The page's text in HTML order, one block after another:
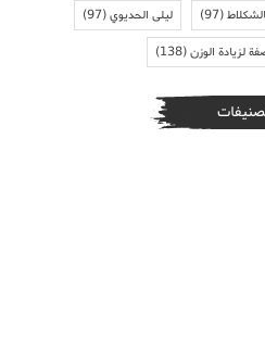
(97) ليلى الحديوي(97)
لزيادة الوزن(138)